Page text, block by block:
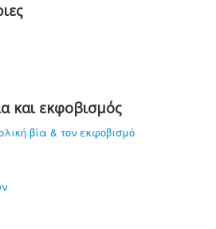
και εκφοβισμός
βία & τον εκφοβισμό